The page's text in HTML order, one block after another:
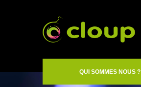
QUI SOMMES NOUS ?